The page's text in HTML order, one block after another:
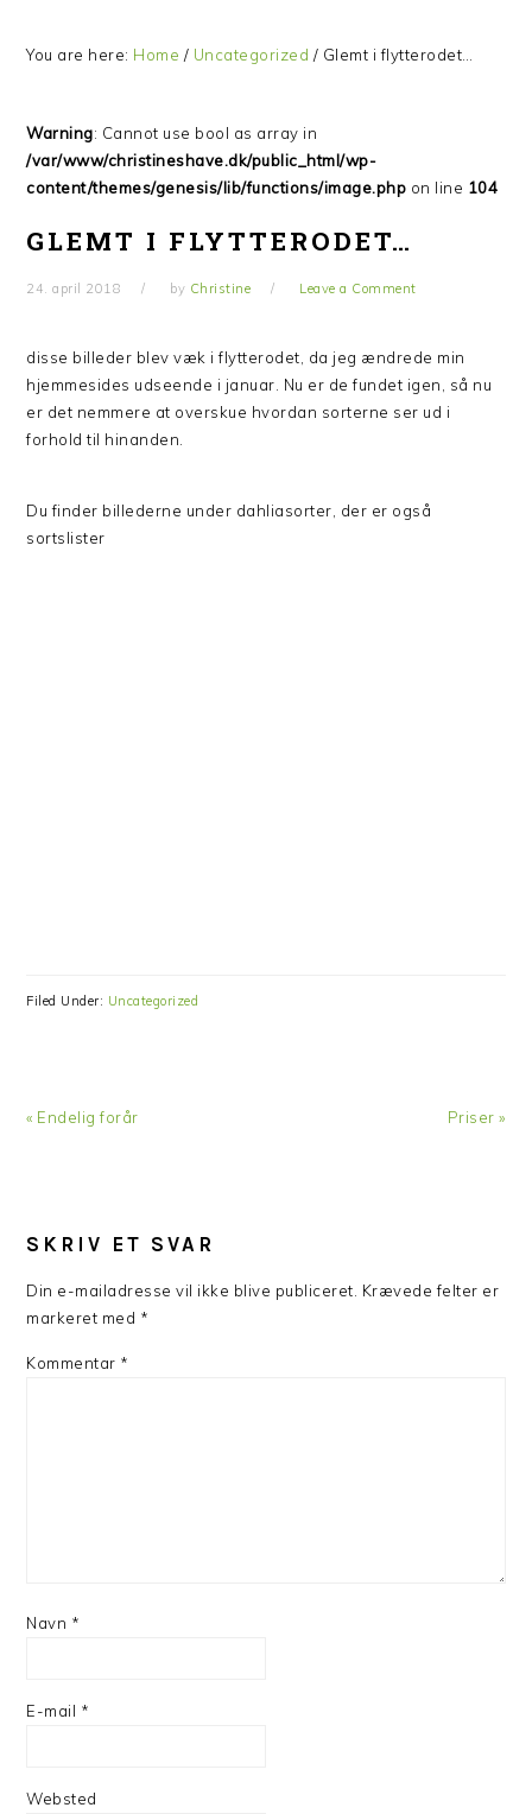
You are here: Home / Uncategorized / Glemt i flytterodet…
Warning: Cannot use bool as array in
/var/www/christineshave.dk/public_html/wp-
content/themes/genesis/lib/functions/image.php on line 104
GLEMT I FLYTTERODET…
24. april 2018 by Christine Leave a Comment
disse billeder blev væk i flytterodet, da jeg ændrede min
hjemmesides udseende i januar. Nu er de fundet igen, så nu
er det nemmere at overskue hvordan sorterne ser ud i
forhold til hinanden.
Du finder billederne under dahliasorter, der er også
sortslister
Filed Under: Uncategorized
Previous
« Endelig forår
Next
Priser »
INTERACTIONS
SKRIV ET SVAR
Din e-mailadresse vil ikke blive publiceret. Krævede felter er
markeret med *
Kommentar *
Navn *
E-mail *
Websted